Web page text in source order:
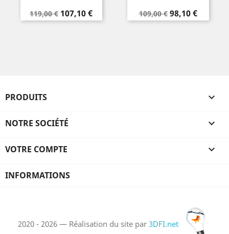
Prix
de
119,00 € Prix
107,10 €
Prix
de
109,00 € Prix
98,10 €
PRODUITS 
NOTRE SOCIÉTÉ 
VOTRE COMPTE 
INFORMATIONS
2020 - 2026 — Réalisation du site par 3DFI.net